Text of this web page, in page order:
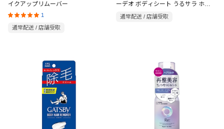
イクアップリムーバー
1
通常配送 / 店舗受取
ーデオ ボディシート うるサラ ホワ
イトティー 36枚入
通常配送 / 店舗受取